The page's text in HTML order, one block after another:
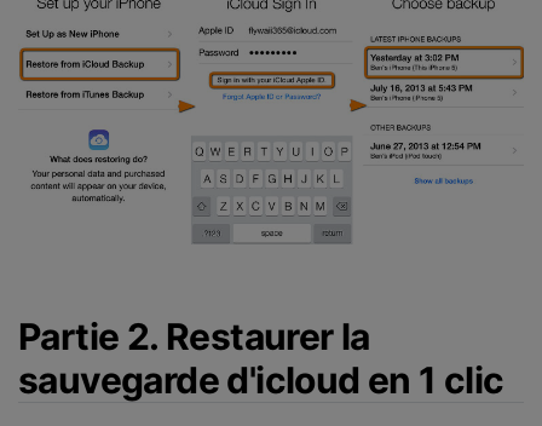
Partie 2. Restaurer la
sauvegarde d'icloud en 1 clic